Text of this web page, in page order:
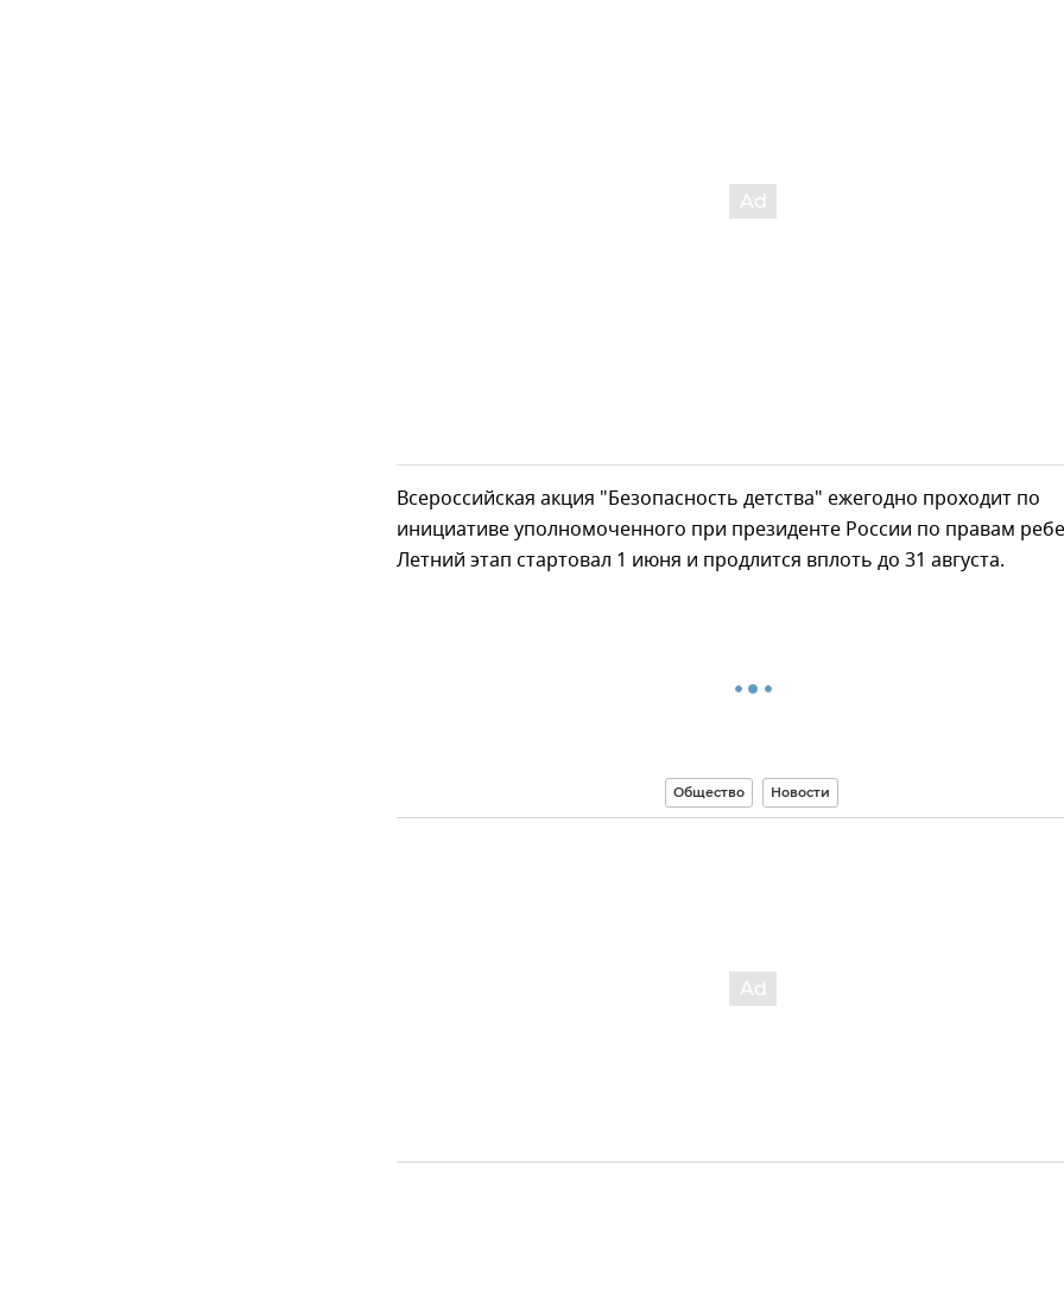
Всероссийская акция "Безопасность детства" ежегодно проходит по
инициативе уполномоченного при президенте России по правам
Летний этап стартовал 1 июня и продлится вплоть до 31 августа.
Общество Новости